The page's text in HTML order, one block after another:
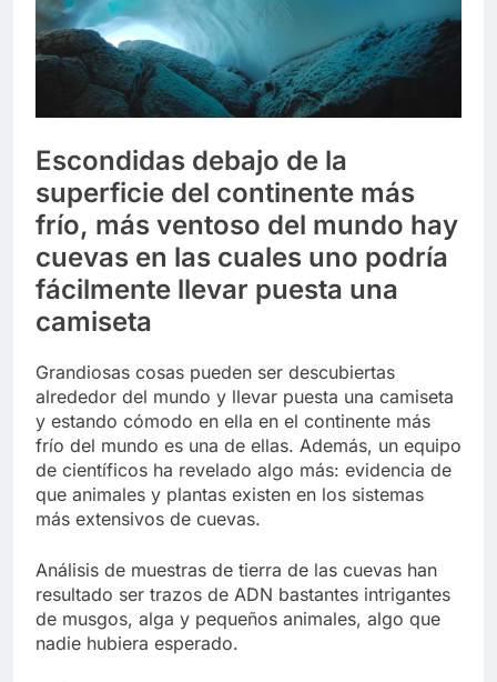
Libre
Crucero en México te
lleva a lugares
paranormales con
binoculares de visión
nocturna y reuniones de
secuestrados
7 Años Atrás
La Inteligencia Artificial
deepfake de Samsung
movimiento desde una
sola foto
Escondidas debajo de la
superficie del continente más
frío, más ventoso del mundo hay
cuevas en las cuales uno podría
fácilmente llevar puesta una
camiseta
Grandiosas cosas pueden ser descubiertas
alrededor del mundo y llevar puesta una camiseta
y estando cómodo en ella en el continente más
frío del mundo es una de ellas. Además, un equipo
de científicos ha revelado algo más: evidencia de
que animales y plantas existen en los sistemas
más extensivos de cuevas.
Análisis de muestras de tierra de las cuevas han
resultado ser trazos de ADN bastantes intrigantes
de musgos, alga y pequeños animales, algo que
nadie hubiera esperado.